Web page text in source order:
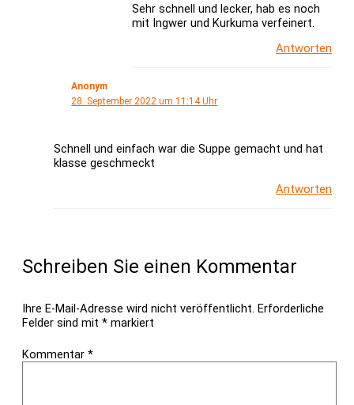
Sehr schnell und lecker, hab es noch
mit Ingwer und Kurkuma verfeinert.
Antworten
Anonym
28. September 2022 um 11:14 Uhr
Schnell und einfach war die Suppe gemacht und hat
klasse geschmeckt
Antworten
Schreiben Sie einen Kommentar
Ihre E-Mail-Adresse wird nicht veröffentlicht. Erforderliche
Felder sind mit * markiert
Kommentar *